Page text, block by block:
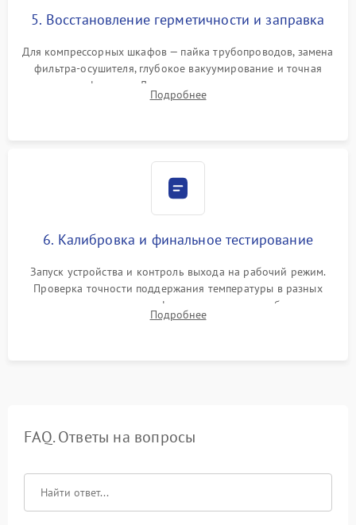
5. Восстановление герметичности и заправка
Для компрессорных шкафов — пайка трубопроводов, замена
фильтра-осушителя, глубокое вакуумирование и точная
заправка фреоном. Для термоэлектрических — замена
термопасты и герметизация охлаждающего блока.
Подробнее
6. Калибровка и финальное тестирование
Запуск устройства и контроль выхода на рабочий режим.
Проверка точности поддержания температуры в разных
климатических зонах шкафа, оценка уровня стабильности
влажности и полного отсутствия вибраций корпуса.
Подробнее
FAQ. Ответы на вопросы